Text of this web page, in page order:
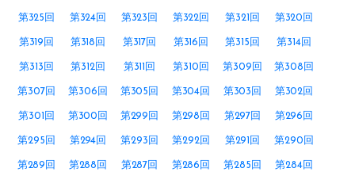
第325回 第324回 第323回 第322回 第321回 第320回
第319回 第318回 第317回 第316回 第315回 第314回
第313回 第312回 第311回 第310回 第309回 第308回
第307回 第306回 第305回 第304回 第303回 第302回
第301回 第300回 第299回 第298回 第297回 第296回
第295回 第294回 第293回 第292回 第291回 第290回
第289回 第288回 第287回 第286回 第285回 第284回